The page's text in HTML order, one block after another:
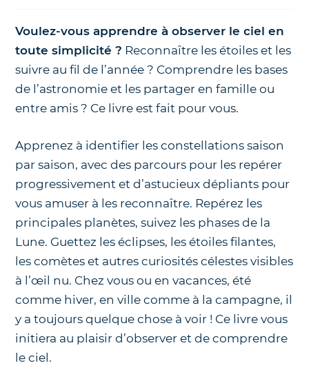
Voulez-vous apprendre à observer le ciel en
toute simplicité ? Reconnaître les étoiles et les
suivre au fil de l’année ? Comprendre les bases
de l’astronomie et les partager en famille ou
entre amis ? Ce livre est fait pour vous.
Apprenez à identifier les constellations saison
par saison, avec des parcours pour les repérer
progressivement et d’astucieux dépliants pour
vous amuser à les reconnaître. Repérez les
principales planètes, suivez les phases de la
Lune. Guettez les éclipses, les étoiles filantes,
les comètes et autres curiosités célestes visibles
à l’œil nu. Chez vous ou en vacances, été
comme hiver, en ville comme à la campagne, il
y a toujours quelque chose à voir ! Ce livre vous
initiera au plaisir d’observer et de comprendre
le ciel.